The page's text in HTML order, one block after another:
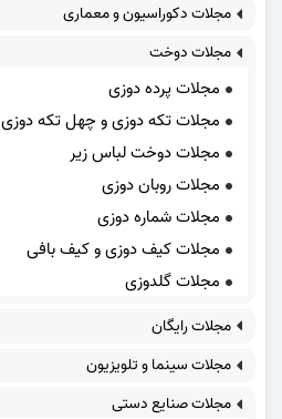
مجلات دکوراسیون و معماری
مجلات دوخت
مجلات پرده دوزی
مجلات تکه دوزی و چهل تکه دوزی
مجلات دوخت لباس زیر
مجلات روبان دوزی
مجلات شماره دوزی
مجلات کیف دوزی و کیف بافی
مجلات گلدوزی
مجلات رایگان
مجلات سینما و تلویزیون
مجلات صنایع دستی